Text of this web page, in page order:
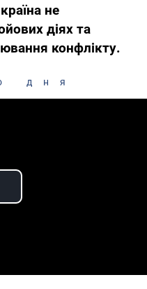
не
діях та
конфлікту.
дня
Video